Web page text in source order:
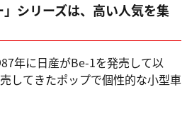
シリーズは、高い人気を集
年に日産がBe-1を発売して以
してきたポップで個性的な小型車